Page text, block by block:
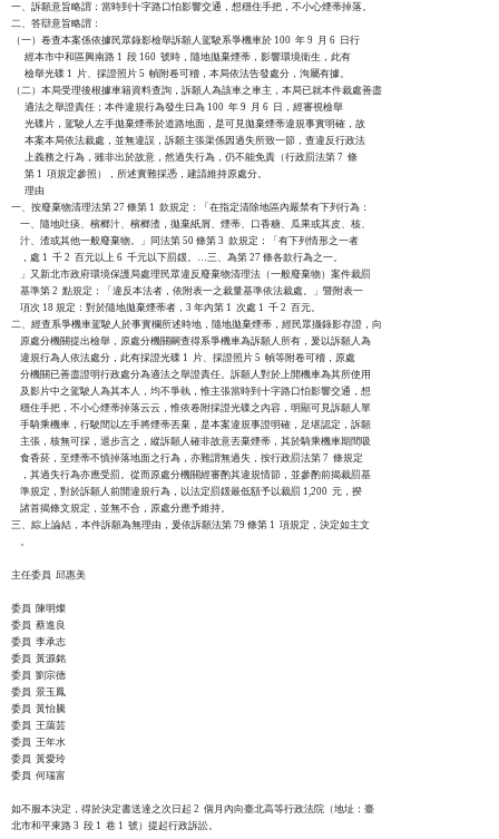
一、訴願意旨略謂：當時到十字路口怕影響交通，想穩住手把，不小心煙蒂掉落。
二、答辯意旨略謂：
（一）卷查本案係依據民眾錄影檢舉訴願人駕駛系爭機車於 100  年 9  月 6  日行
      經本市中和區興南路 1  段 160  號時，隨地拋棄煙蒂，影響環境衛生，此有
      檢舉光碟 1  片、採證照片 5  幀附卷可稽，本局依法告發處分，洵屬有據。
（二）本局受理後根據車籍資料查詢，訴願人為該車之車主，本局已就本件裁處善盡
      適法之舉證責任；本件違規行為發生日為 100  年 9  月 6  日，經審視檢舉
      光碟片，駕駛人左手拋棄煙蒂於道路地面，是可見拋棄煙蒂違規事實明確，故
      本案本局依法裁處，並無違誤，訴願主張渠係因過失所致一節，查違反行政法
      上義務之行為，雖非出於故意，然過失行為，仍不能免責（行政罰法第 7  條
      第 1  項規定參照），所述實難採憑，建請維持原處分。
      理由
一、按廢棄物清理法第 27 條第 1  款規定：「在指定清除地區內嚴禁有下列行為：
    一、隨地吐痰、檳榔汁、檳榔渣，拋棄紙屑、煙蒂、口香糖、瓜果或其皮、核、
    汁、渣或其他一般廢棄物。」同法第 50 條第 3  款規定：「有下列情形之一者
    ，處 1  千 2  百元以上 6  千元以下罰鍰。…三、為第 27 條各款行為之一。
    」又新北市政府環境保護局處理民眾違反廢棄物清理法（一般廢棄物）案件裁罰
    基準第 2  點規定：「違反本法者，依附表一之裁量基準依法裁處。」暨附表一
    項次 18 規定：對於隨地拋棄煙蒂者，3 年內第 1  次處 1  千 2  百元。
二、經查系爭機車駕駛人於事實欄所述時地，隨地拋棄煙蒂，經民眾攝錄影存證，向
    原處分機關提出檢舉，原處分機關嗣查得系爭機車為訴願人所有，爰以訴願人為
    違規行為人依法處分，此有採證光碟 1  片、採證照片 5  幀等附卷可稽，原處
    分機關已善盡證明行政處分為適法之舉證責任。訴願人對於上開機車為其所使用
    及影片中之駕駛人為其本人，均不爭執，惟主張當時到十字路口怕影響交通，想
    穩住手把，不小心煙蒂掉落云云，惟依卷附採證光碟之內容，明顯可見訴願人單
    手騎乘機車，行駛間以左手將煙蒂丟棄，是本案違規事證明確，足堪認定，訴願
    主張，核無可採，退步言之，縱訴願人確非故意丟棄煙蒂，其於騎乘機車期間吸
    食香菸，至煙蒂不慎掉落地面之行為，亦難謂無過失，按行政罰法第 7  條規定
    ，其過失行為亦應受罰。從而原處分機關經審酌其違規情節，並參酌前揭裁罰基
    準規定，對於訴願人前開違規行為，以法定罰鍰最低額予以裁罰 1,200  元，揆
    諸首揭條文規定，並無不合，原處分應予維持。
三、綜上論結，本件訴願為無理由，爰依訴願法第 79 條第 1  項規定，決定如主文
    。
主任委員  邱惠美
委員  陳明燦
委員  蔡進良
委員  李承志
委員  黃源銘
委員  劉宗德
委員  景玉鳳
委員  黃怡騰
委員  王藹芸
委員  王年水
委員  黃愛玲
委員  何瑞富
如不服本決定，得於決定書送達之次日起 2  個月內向臺北高等行政法院（地址：臺
北市和平東路 3  段 1  巷 1  號）提起行政訴訟。